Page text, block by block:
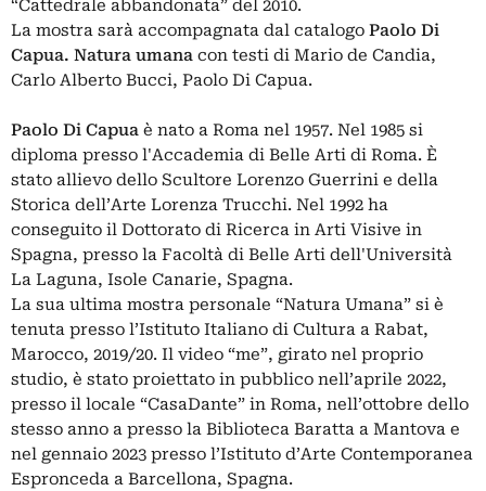
“Cattedrale abbandonata” del 2010.
La mostra sarà accompagnata dal catalogo Paolo Di
Capua. Natura umana con testi di Mario de Candia,
Carlo Alberto Bucci, Paolo Di Capua.
Paolo Di Capua è nato a Roma nel 1957. Nel 1985 si
diploma presso l'Accademia di Belle Arti di Roma. È
stato allievo dello Scultore Lorenzo Guerrini e della
Storica dell’Arte Lorenza Trucchi. Nel 1992 ha
conseguito il Dottorato di Ricerca in Arti Visive in
Spagna, presso la Facoltà di Belle Arti dell'Università
La Laguna, Isole Canarie, Spagna.
La sua ultima mostra personale “Natura Umana” si è
tenuta presso l’Istituto Italiano di Cultura a Rabat,
Marocco, 2019/20. Il video “me”, girato nel proprio
studio, è stato proiettato in pubblico nell’aprile 2022,
presso il locale “CasaDante” in Roma, nell’ottobre dello
stesso anno a presso la Biblioteca Baratta a Mantova e
nel gennaio 2023 presso l’Istituto d’Arte Contemporanea
Espronceda a Barcellona, Spagna.